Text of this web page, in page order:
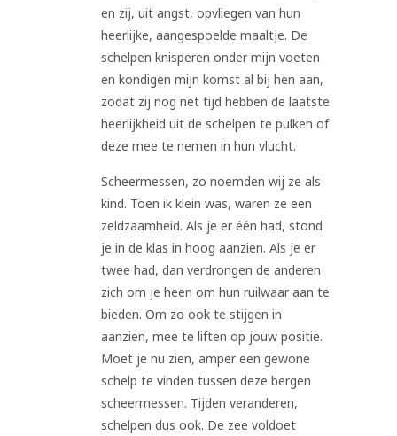
en zij, uit angst, opvliegen van hun
heerlijke, aangespoelde maaltje. De
schelpen knisperen onder mijn voeten
en kondigen mijn komst al bij hen aan,
zodat zij nog net tijd hebben de laatste
heerlijkheid uit de schelpen te pulken of
deze mee te nemen in hun vlucht.
Scheermessen, zo noemden wij ze als
kind. Toen ik klein was, waren ze een
zeldzaamheid. Als je er één had, stond
je in de klas in hoog aanzien. Als je er
twee had, dan verdrongen de anderen
zich om je heen om hun ruilwaar aan te
bieden. Om zo ook te stijgen in
aanzien, mee te liften op jouw positie.
Moet je nu zien, amper een gewone
schelp te vinden tussen deze bergen
scheermessen. Tijden veranderen,
schelpen dus ook. De zee voldoet